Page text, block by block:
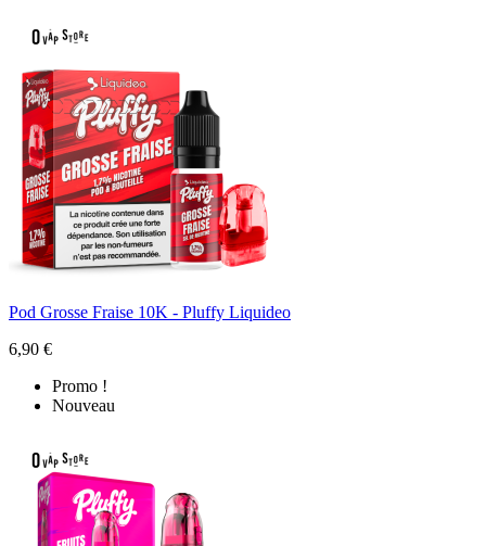
Pod Grosse Fraise 10K - Pluffy Liquideo
6,90 €
Promo !
Nouveau